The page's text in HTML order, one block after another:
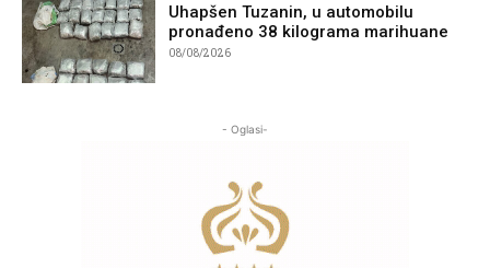
Uhapšen Tuzanin, u automobilu
pronađeno 38 kilograma marihuane
08/08/2026
- Oglasi-